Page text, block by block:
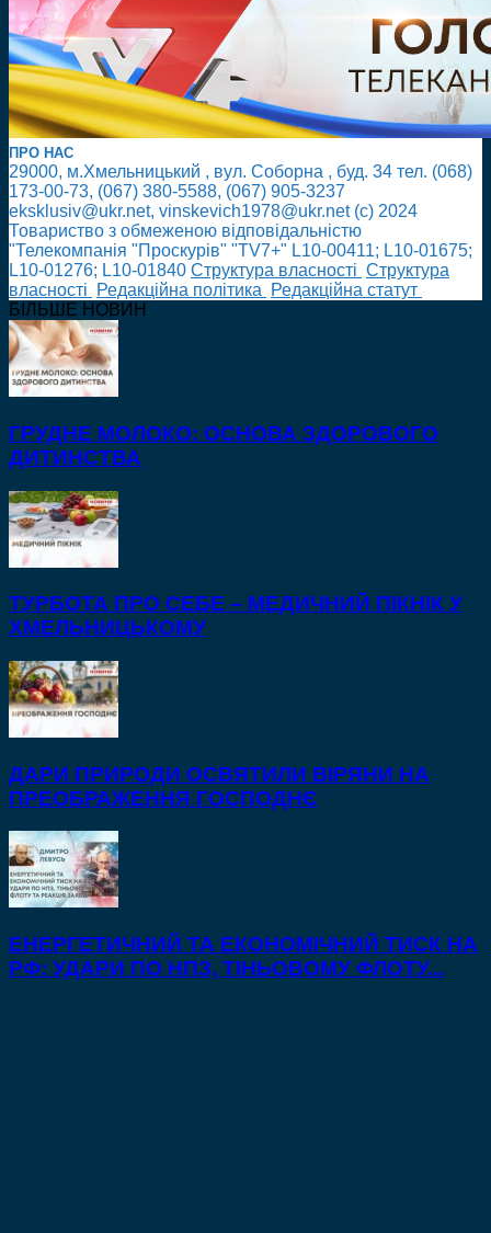
ПРО НАС
29000, м.Хмельницький , вул. Соборна , буд. 34 тел. (068)
173-00-73, (067) 380-5588, (067) 905-3237
eksklusiv@ukr.net, vinskevich1978@ukr.net (с) 2024
Товариство з обмеженою відповідальністю
"Телекомпанія "Проскурів" "TV7+" L10-00411; L10-01675;
L10-01276; L10-01840 Cтруктура власності Cтруктура
власності
Редакційна політика
Редакційна статут
БІЛЬШЕ НОВИН
ГРУДНЕ МОЛОКО: ОСНОВА ЗДОРОВОГО
ДИТИНСТВА
ТУРБОТА ПРО СЕБЕ – МЕДИЧНИЙ ПІКНІК У
ХМЕЛЬНИЦЬКОМУ
ДАРИ ПРИРОДИ ОСВЯТИЛИ ВІРЯНИ НА
ПРЕОБРАЖЕННЯ ГОСПОДНЄ
ЕНЕРГЕТИЧНИЙ ТА ЕКОНОМІЧНИЙ ТИСК НА
РФ: УДАРИ ПО НПЗ, ТІНЬОВОМУ ФЛОТУ...